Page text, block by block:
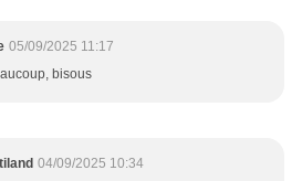
05/09/2025 11:17
bisous
04/09/2025 10:34